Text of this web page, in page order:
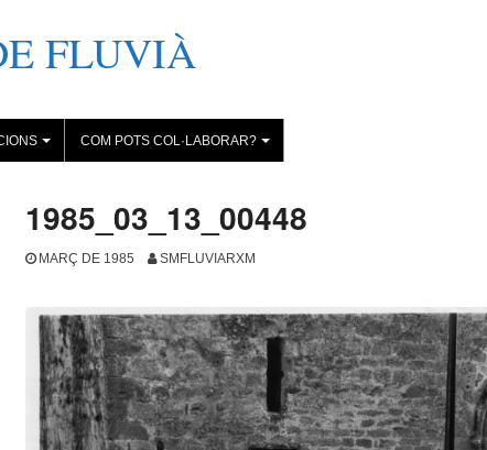
FLUVIÀ
+ +
COM POTS COL·LABORAR?
1985_03_13_00448
MARÇ DE 1985 SMFLUVIARXM